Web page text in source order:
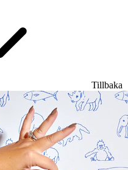
Tillbaka